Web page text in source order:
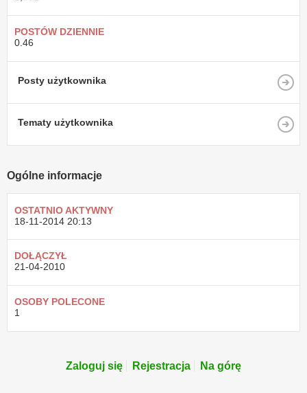
POSTÓW DZIENNIE
0.46
Posty użytkownika
Tematy użytkownika
Ogólne informacje
OSTATNIO AKTYWNY
18-11-2014 20:13
DOŁĄCZYŁ
21-04-2010
OSOBY POLECONE
1
Zaloguj się Rejestracja Na górę